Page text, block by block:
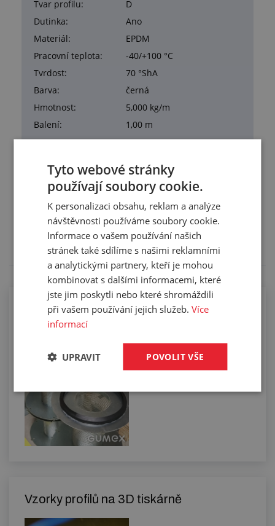
Tvar profilu:
D
Dutinka:
Ano
Materiál:
EPDM
Pracovní teplota:
-40/+100 °C
Tvrdost:
70 °ShA
Barva:
černá
Hmotnost:
5,000 kg/m
Balení:
1,00 m
Služby
Tento výrobek pro vás upravíme na míru. Konkrétní
specifikaci budete moci upřesnit v poznámce u
objednávky.
Slepování profilů do požadovaných
tvarů
Vzorky profilů na 3D tiskárně
Tyto webové stránky
používají soubory cookie.
K personalizaci obsahu, reklam a analýze
návštěvnosti používáme soubory cookie.
Informace o vašem používání našich
stránek také sdílíme s našimi reklamními
a analytickými partnery, kteří je mohou
kombinovat s dalšími informacemi, které
jste jim poskytli nebo které shromáždili
při vašem používání jejich služeb.Více
informací
POVOLIT VŠE
UPRAVIT